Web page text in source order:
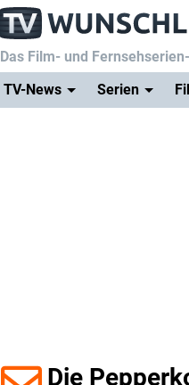
Das Film- und
TV-News
Serien
Die